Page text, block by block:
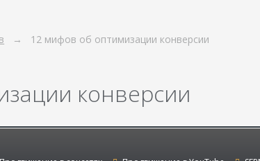
12 мифов об оптимизации конверсии
конверсии